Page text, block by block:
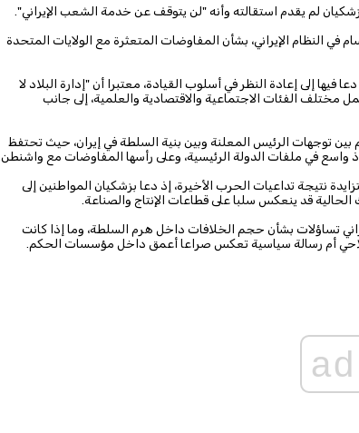
لم يقدم استقالته وأنه "لن يتوقف عن خدمة الشعب الإيراني".
في النظام الإيراني، بشأن المفاوضات المتعثرة مع الولايات المتحدة
إلى إعادة النظر في أسلوب القيادة، معتبرا أن "إدارة البلاد لا
الفئات الاجتماعية والاقتصادية والعلمية، إلى جانب
بين توجهات الرئيس المعلنة وبين بنية السلطة في إيران، حيث تحتفظ
واسع في ملفات الدولة الرئيسية، وعلى رأسها المفاوضات مع واشنطن.
نتيجة تداعيات الحرب الأخيرة، إذ دعا بزشكيان المواطنين إلى
قد ينعكس سلبا على قطاعات الإنتاج والصناعة.
تساؤلات بشأن حجم الخلافات داخل هرم السلطة، وما إذا كانت
أم رسالة سياسية تعكس صراعا أعمق داخل مؤسسات الحكم.
ad